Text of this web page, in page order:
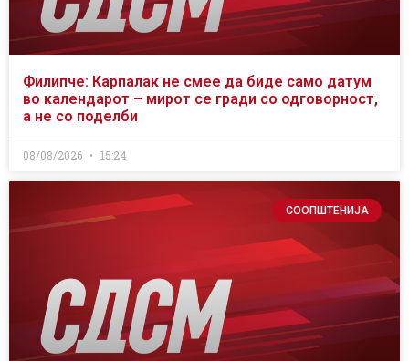
Филипче: Карпалак не смее да биде само датум
во календарот – мирот се гради со одговорност,
а не со поделби
08/08/2026 15:24
СООПШТЕНИЈА